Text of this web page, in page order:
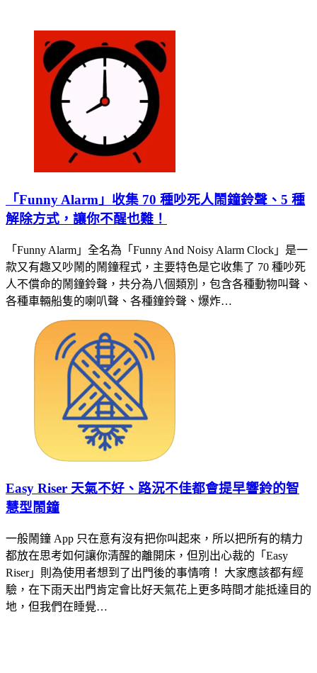
「Funny Alarm」收集 70 種吵死人鬧鐘鈴聲、5 種
解除方式，讓你不醒也難！
「Funny Alarm」全名為「Funny And Noisy Alarm Clock」是一
款又有趣又吵鬧的鬧鐘程式，主要特色是它收集了 70 種吵死
人不償命的鬧鐘鈴聲，共分為八個類別，包含各種動物叫聲、
各種車輛船隻的喇叭聲、各種鐘鈴聲、爆炸…
Easy Riser 天氣不好、路況不佳都會提早響鈴的智
慧型鬧鐘
一般鬧鐘 App 只在意有沒有把你叫起來，所以把所有的精力
都放在思考如何讓你清醒的離開床，但別出心裁的「Easy
Riser」則為使用者想到了出門後的事情唷！ 大家應該都有經
驗，在下雨天出門肯定會比好天氣花上更多時間才能抵達目的
地，但我們在睡覺…